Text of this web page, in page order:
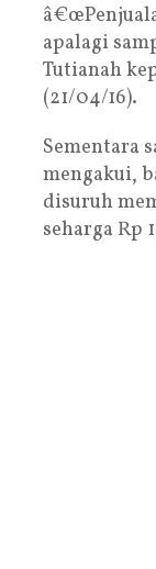
apalagi
Tutianah
(21/04/16).
Sementara
mengakui,
disuruh
seharga Rp